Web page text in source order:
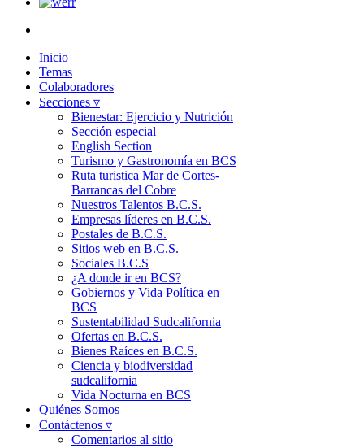
Inicio
Temas
Colaboradores
Secciones ▿
Bienestar: Ejercicio y Nutrición
Sección especial
English Section
Turismo y Gastronomía en BCS
Ruta turistica Mar de Cortes-
Barrancas del Cobre
Nuestros Talentos B.C.S.
Empresas líderes en B.C.S.
Postales de B.C.S.
Sitios web en B.C.S.
Sociales B.C.S
¿A donde ir en BCS?
Gobiernos y Vida Política en
BCS
Sustentabilidad Sudcalifornia
Ofertas en B.C.S.
Bienes Raíces en B.C.S.
Ciencia y biodiversidad
sudcalifornia
Vida Nocturna en BCS
Quiénes Somos
Contáctenos ▿
Comentarios al sitio